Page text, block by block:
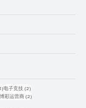
3 篇文章
电子竞技 (2)
彩运营商 (2)